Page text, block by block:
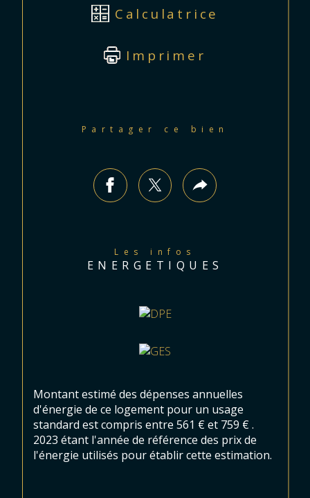
Calculatrice
Imprimer
Partager ce bien
Les infos
ENERGETIQUES
Montant estimé des dépenses annuelles
d'énergie de ce logement pour un usage
standard est compris entre 561 € et 759 € .
2023 étant l'année de référence des prix de
l'énergie utilisés pour établir cette estimation.